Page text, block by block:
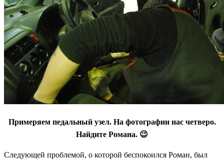
Примеряем педальный узел. На фотографии нас четверо.
Найдите Романа. 😉
Следующей проблемой, о которой беспокоился Роман, был